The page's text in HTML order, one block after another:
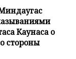
Каунаса о
стороны